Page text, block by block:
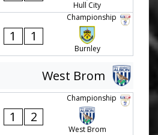
Hull City
Championship
1 1
Burnley
West Brom
Championship
1 2
West Brom